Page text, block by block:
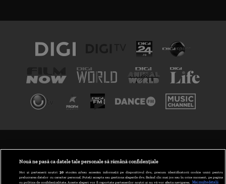
ABONARE DIGI TV
Nouă ne pasă ca datele tale personale să rămână confidențiale
Noi și partenerii noștri 30stocăm și/sau accesăm informații pe dispozitivul dvs., precum identificatorii cookie unici pentru
prelucrarea datelor cu caracter personal. Puteți accepta sau gestiona alegerile dvs. făcând clic mai jos sau în orice moment, pe pagina
cu politica de confidențialitate. Aceste alegeri vor fi raportate partenerilor noștri și nu vă vor afecta navigarea.
Mai multe detalii